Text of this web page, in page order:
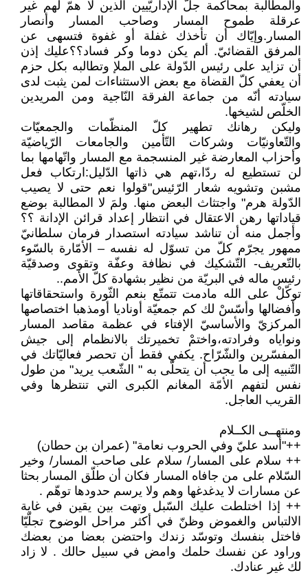
والمطالبة بمحاكمة جلّ الإداريّيين الذين لا همّ لهم غير
عرقلة طموح المسار وصاحب المسار وأنصار
المسار.وإيّاك أن تأخذك غفلة أو غفوة فتسهى عن
المرفق القضائيّ. ألم يكن دوما وكر فساد؟؟عليك إذن
أن تزايد على رئيس الدّولة على الملإ وتطالبه بكل حزم
أن يعفي كلّ القضاة مع بعض الاستثناءات لمن يثبت لدى
سيادته أنّه من جماعة الفرقة النّاجية ومن المريدين
الخلّص لشيخها.
وليكن رهانك تطهير كلّ المنظّمات والجمعيّات
والتّعاونيّات وشركات التّأمين والجامعات الرّياضيّة
وأحزاب المعارضة غير المنسجمة مع المسار واتّهامها بما
لن تستطيع له ردّا،تهم هي ذاتها الدّليل:ارتكاب فعل
مشبن وتشويه شعار الرّئيس"قولوا نعم حتى لا يصيب
الدّولة هرم" واجتثاث البعض منها. ولمَ لا المطالبة بوضع
قياداتها رهن الاعتقال في انتظار إعداد قرائن الإدانة ؟؟
وأجمل منه أن تناشد سيادته استصدار فرمان سلطانيّ
ممهور يجرّم كلّ من تسوّل له نفسه – الأمّارة بالسّوء
بالتّعريف- التّشكيك في نظافة وعفّة وتقوى وصدقيّة
رئيس ماله في البريّة من نظير بشهادة كلّ الأمم..
توكّلْ على الله مادمت تتمتّع بنعم الثّورة واستحقاقاتها
وأفضالها وأسّسْ لك كم جمعيّة أوناديا أومذهبا اختصاصها
المركزيّ والأساسيّ الإفتاء في عظمة مقاصد المسار
ونواياه وفرادته،واختمْ تخميرتك بالانظمام إلى جيش
المفسّرين والشّرّاح. يكفي فقط أن تحصر فعاليّاتك في
التّنبيه إلى ما يجب أن يتحلّى به " الشّعب يريد" من طول
نفس لتفهم الأمّة المغانم الكبرى التي تنتظرها وفي
القريب العاجل.
ومنتهــى الكــلام
++"أسد عليّ وفي الحروب نعامة" (عمران بن حطان)
++ سلام على المسار/ سلام على صاحب المسار/ وخير
السّلام على من جافاه المسار فكان أن طلّق المسار بحثا
عن مسارات لا يدغدغها وهم ولا يرسم حدودها توهّم .
++ إذا اختلطت عليك السّبل وتهت بين يقين في غاية
الالتباس والغموض وظنّ في أكثر مراحل الوضوح تجلّيّا
فاختل بنفسك وتوسّد زندك واحتضن بعضا من بعضك
وراود عن نفسك حلمك وامض في سبيل حالك . لا زاد
لك غير عنادك.